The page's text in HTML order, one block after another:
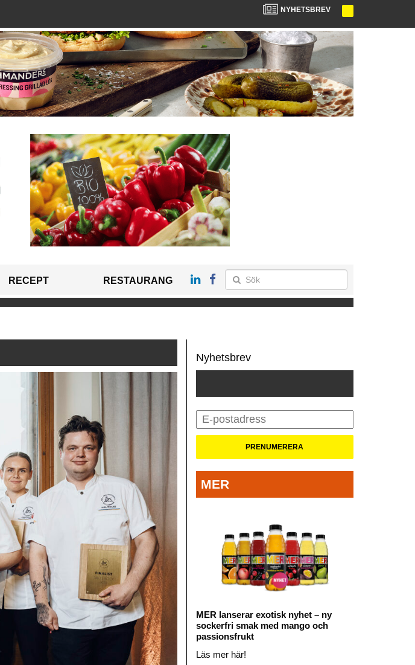
NYHETSBREV
RECEPT RESTAURANG
Nyhetsbrev
MER
MER lanserar exotisk nyhet – ny
sockerfri smak med mango och
passionsfrukt
Läs mer här!